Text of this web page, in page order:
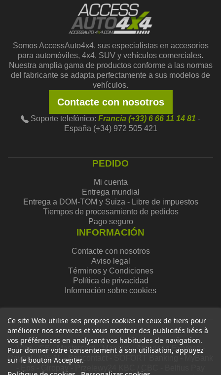
Ce site Web utilise ses propres cookies et ceux de tiers pour
améliorer nos services et vous montrer des publicités liées à
vos préférences en analysant vos habitudes de navigation.
Pour donner votre consentement à son utilisation, appuyez
sur le bouton Accepter.
Somos AccessAuto4x4, sus especialistas en accesorios
para automóviles, 4x4, SUV y vehículos comerciales.
Nuestra amplia gama de productos conforme a las normas
del fabricante se adapta perfectamente a sus modelos de
vehículos.
Contacte con nosotros
Soporte telefónico: Francia (+33) 6 66 11 14 81 -
España (+34) 972 505 421
PEDIDO
Mi cuenta
Entrega mundial
Entrega a DOM-TOM y Suiza - Libre de impuestos
Tiempos de procesamiento de pedidos
Pago seguro
INFORMACIÓN
Contacte con nosotros
Aviso legal
Términos y Condiciones
Política de privacidad
Información sobre cookies
Visa - CB - Mastercard - Maestro - American Express -
Paypal - iDEAL - Bancontact - SOFORT Banking - MyBank